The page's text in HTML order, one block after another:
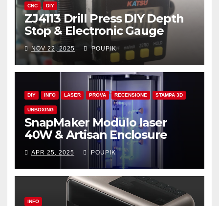
CNC DIY
ZJ4113 Drill Press DIY Depth
Stop & Electronic Gauge
NOV 22, 2025 POUPIK
DIY INFO LASER PROVA RECENSIONE STAMPA 3D
UNBOXING
SnapMaker Modulo laser
40W & Artisan Enclosure
APR 25, 2025 POUPIK
INFO